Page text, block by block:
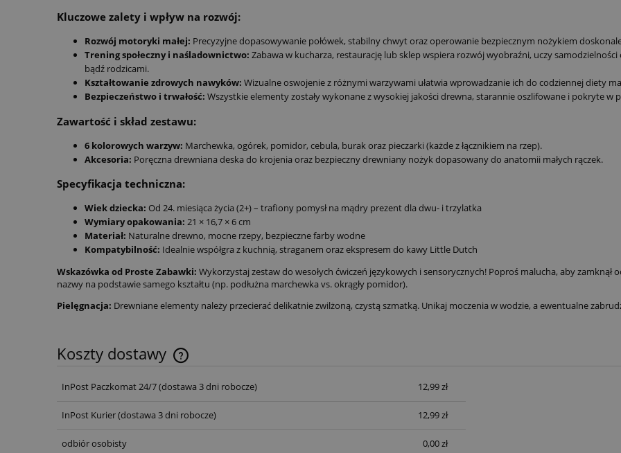
Kluczowe zalety i wpływ na rozwój:
Rozwój motoryki małej: Precyzyjne dopasowywanie połówek, stabilny chwyt oraz operowanie bezpiecznym nożykiem
Trening społeczny i naśladownictwo: Zabawa w kucharza, restaurację lub sklep wspiera rozwój wyobraźni, uczy
bądź rodzicami.
Kształtowanie zdrowych nawyków: Wizualne oswojenie z różnymi warzywami ułatwia wprowadzanie ich do codziennej diety
Bezpieczeństwo i trwałość: Wszystkie elementy zostały wykonane z wysokiej jakości drewna, starannie oszlifowane i pokryte w
Zawartość i skład zestawu:
6 kolorowych warzyw: Marchewka, ogórek, pomidor, cebula, burak oraz pieczarki (każde z łącznikiem na rzep).
Akcesoria: Poręczna drewniana deska do krojenia oraz bezpieczny drewniany nożyk dopasowany do anatomii małych rączek.
Specyfikacja techniczna:
Wiek dziecka: Od 24. miesiąca życia (2+) – trafiony pomysł na mądry prezent dla dwu- i trzylatka
Wymiary opakowania: 21 × 16,7 × 6 cm
Materiał: Naturalne drewno, mocne rzepy, bezpieczne farby wodne
Kompatybilność: Idealnie współgra z kuchnią, straganem oraz ekspresem do kawy Little Dutch
Wskazówka od Proste Zabawki: Wykorzystaj zestaw do wesołych ćwiczeń językowych i sensorycznych! Poproś malucha, aby zamknął
nazwy na podstawie samego kształtu (np. podłużna marchewka vs. okrągły pomidor).
Pielęgnacja: Drewniane elementy należy przecierać delikatnie zwilżoną, czystą szmatką. Unikaj moczenia w wodzie, a ewentualne
Koszty dostawy
InPost Paczkomat 24/7(dostawa 3 dni robocze) 12,99 zł
InPost Kurier(dostawa 3 dni robocze) 12,99 zł
odbiór osobisty 0,00 zł